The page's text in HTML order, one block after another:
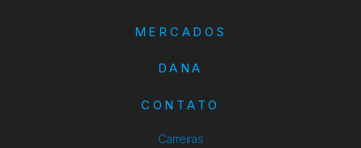
MERCADOS
DANA
CONTATO
Carreiras